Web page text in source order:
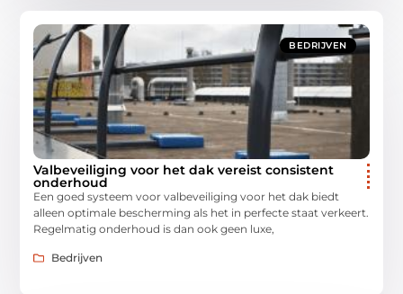
BEDRIJVEN
Valbeveiliging voor het dak vereist consistent
onderhoud
Een goed systeem voor valbeveiliging voor het dak biedt
alleen optimale bescherming als het in perfecte staat verkeert.
Regelmatig onderhoud is dan ook geen luxe,
Bedrijven